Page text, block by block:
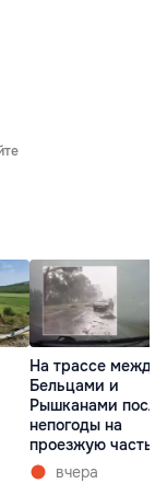
На трассе между
Бельцами и
Рышканами после
непогоды на
проезжую часть
упали деревья
вчера